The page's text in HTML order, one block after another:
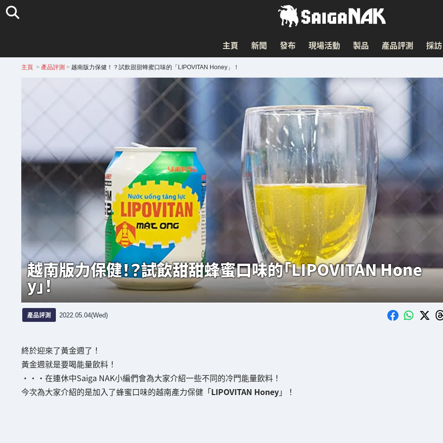
主頁 新聞 發布 現場活動 製品 產品評測 採訪
主頁 > 產品評測 > 越南版力保健！？試飲甜甜蜂蜜口味的「LIPOVITAN Honey」！
越南版力保健！？試飲甜甜蜂蜜口味的「LIPOVITAN Hone
y」！
產品評測 2022.05.04(Wed)
終於迎來了黃金週了！
黃金週就是要喝能量飲料！
・・・在連休中Saiga NAK小編們會為大家介紹一些不同的冷門能量飲料！
今次為大家介紹的是加入了蜂蜜口味的越南產力保健「LIPOVITAN Honey」！